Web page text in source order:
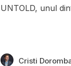
UNTOLD, unul
Cristi